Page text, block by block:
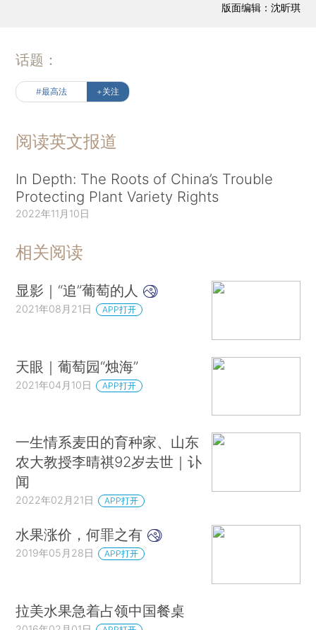
版面编辑：沈昕琪
话题：
#最高法 +关注
阅读英文报道
In Depth: The Roots of China’s Trouble
Protecting Plant Variety Rights
2022年11月10日
相关阅读
显影｜“追”葡萄的人
2021年08月21日 APP打开
天眼｜葡萄园“烛海”
2021年04月10日 APP打开
一生情系麦田的育种家、山东
农大教授李晴祺92岁去世｜讣
闻
2022年02月21日 APP打开
水果涨价，何罪之有
2019年05月28日 APP打开
拉美水果急着占领中国餐桌